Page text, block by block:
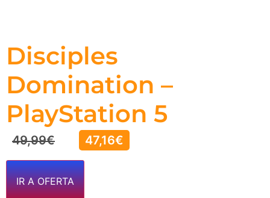
Disciples
Domination –
PlayStation 5
49,99€ 47,16€
IR A OFERTA